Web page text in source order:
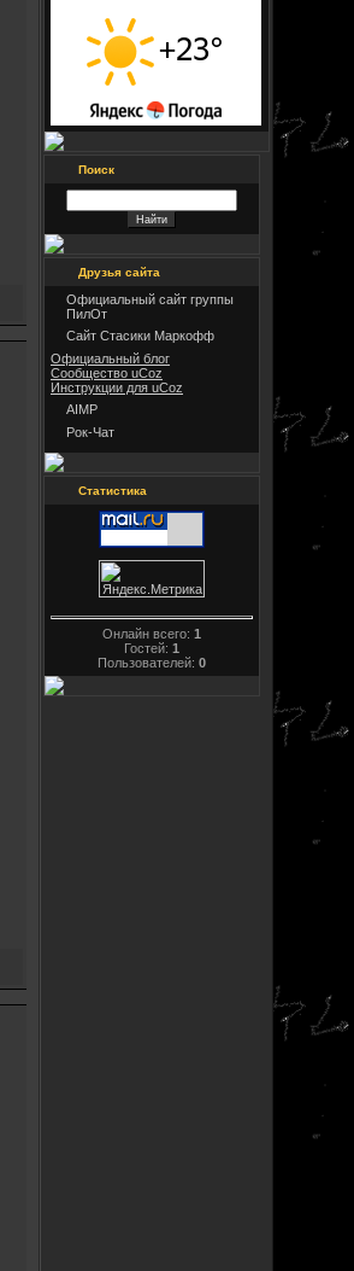
Поиск
Друзья сайта
Официальный сайт группы
ПилОт
Сайт Стасики Маркофф
Официальный блог
Сообщество uCoz
Инструкции для uCoz
AIMP
Рок-Чат
Статистика
Онлайн всего: 1
Гостей: 1
Пользователей: 0